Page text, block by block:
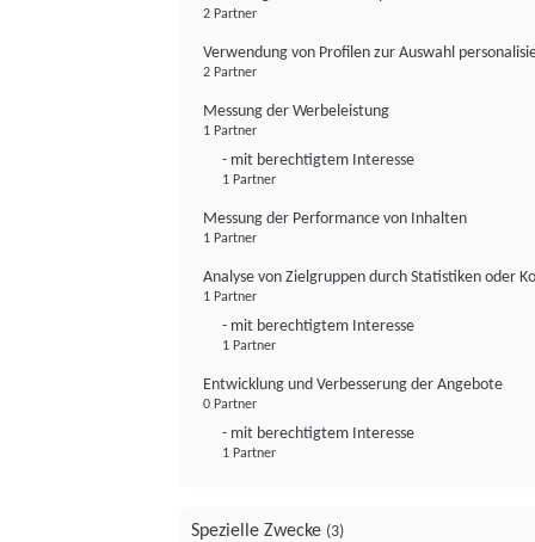
2 Partner
Verwendung von Profilen zur Auswahl
2 Partner
Messung der Werbeleistung
1 Partner
- mit berechtigtem Interesse
1 Partner
Messung der Performance von Inhalten
1 Partner
Analyse von Zielgruppen durch Statistiken oder
1 Partner
- mit berechtigtem Interesse
1 Partner
Entwicklung und Verbesserung der Angebote
0 Partner
- mit berechtigtem Interesse
1 Partner
Spezielle Zwecke (3)